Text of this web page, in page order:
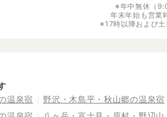
※年中無休（
年末年始も営業
※17時以降および土
温泉宿
野沢・木島平・秋山郷の温泉宿